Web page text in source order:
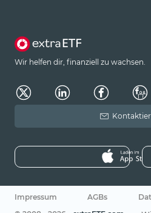
Wir helfen dir, finanziell zu wachsen.
Impressum AGBs